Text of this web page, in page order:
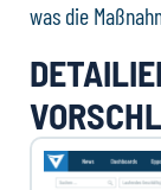
was die